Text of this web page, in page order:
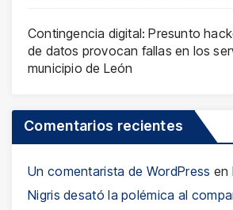
Contingencia digital: Presunto
de datos provocan fallas en los
municipio de León
Comentarios recientes
Un comentarista de WordPress en
Nigris desató la polémica al